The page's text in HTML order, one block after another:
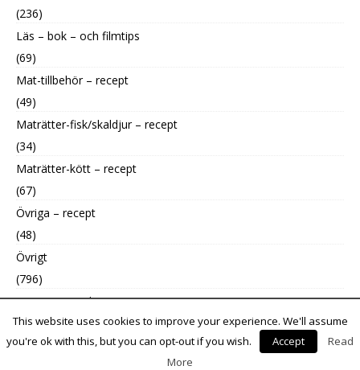
(236)
Läs – bok – och filmtips
(69)
Mat-tillbehör – recept
(49)
Maträtter-fisk/skaldjur – recept
(34)
Maträtter-kött – recept
(67)
Övriga – recept
(48)
Övrigt
(796)
Uncategorized
(9)
This website uses cookies to improve your experience. We'll assume
you're ok with this, but you can opt-out if you wish.
Accept
Read
More